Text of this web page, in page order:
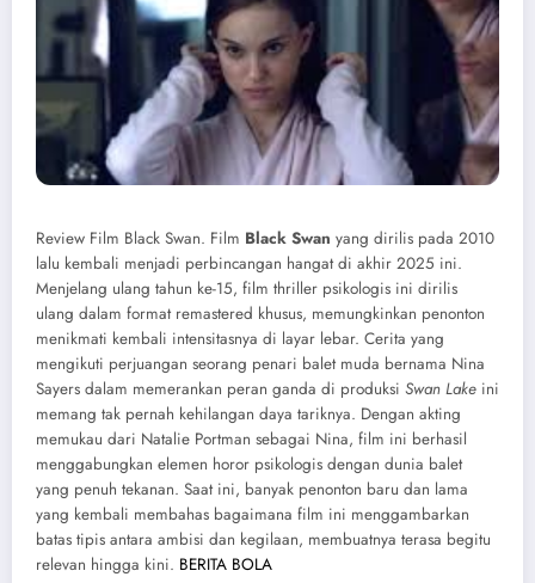
Review Film Black Swan. Film Black Swan yang dirilis pada 2010
lalu kembali menjadi perbincangan hangat di akhir 2025 ini.
Menjelang ulang tahun ke-15, film thriller psikologis ini dirilis
ulang dalam format remastered khusus, memungkinkan penonton
menikmati kembali intensitasnya di layar lebar. Cerita yang
mengikuti perjuangan seorang penari balet muda bernama Nina
Sayers dalam memerankan peran ganda di produksi Swan Lake ini
memang tak pernah kehilangan daya tariknya. Dengan akting
memukau dari Natalie Portman sebagai Nina, film ini berhasil
menggabungkan elemen horor psikologis dengan dunia balet
yang penuh tekanan. Saat ini, banyak penonton baru dan lama
yang kembali membahas bagaimana film ini menggambarkan
batas tipis antara ambisi dan kegilaan, membuatnya terasa begitu
relevan hingga kini. BERITA BOLA